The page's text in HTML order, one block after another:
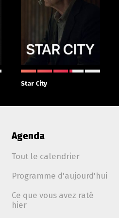
Star City
Agenda
Tout le calendrier
Programme d'aujourd'hui
Ce que vous avez raté
hier